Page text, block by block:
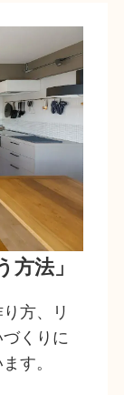
方法」
方、リ
くりに
す。